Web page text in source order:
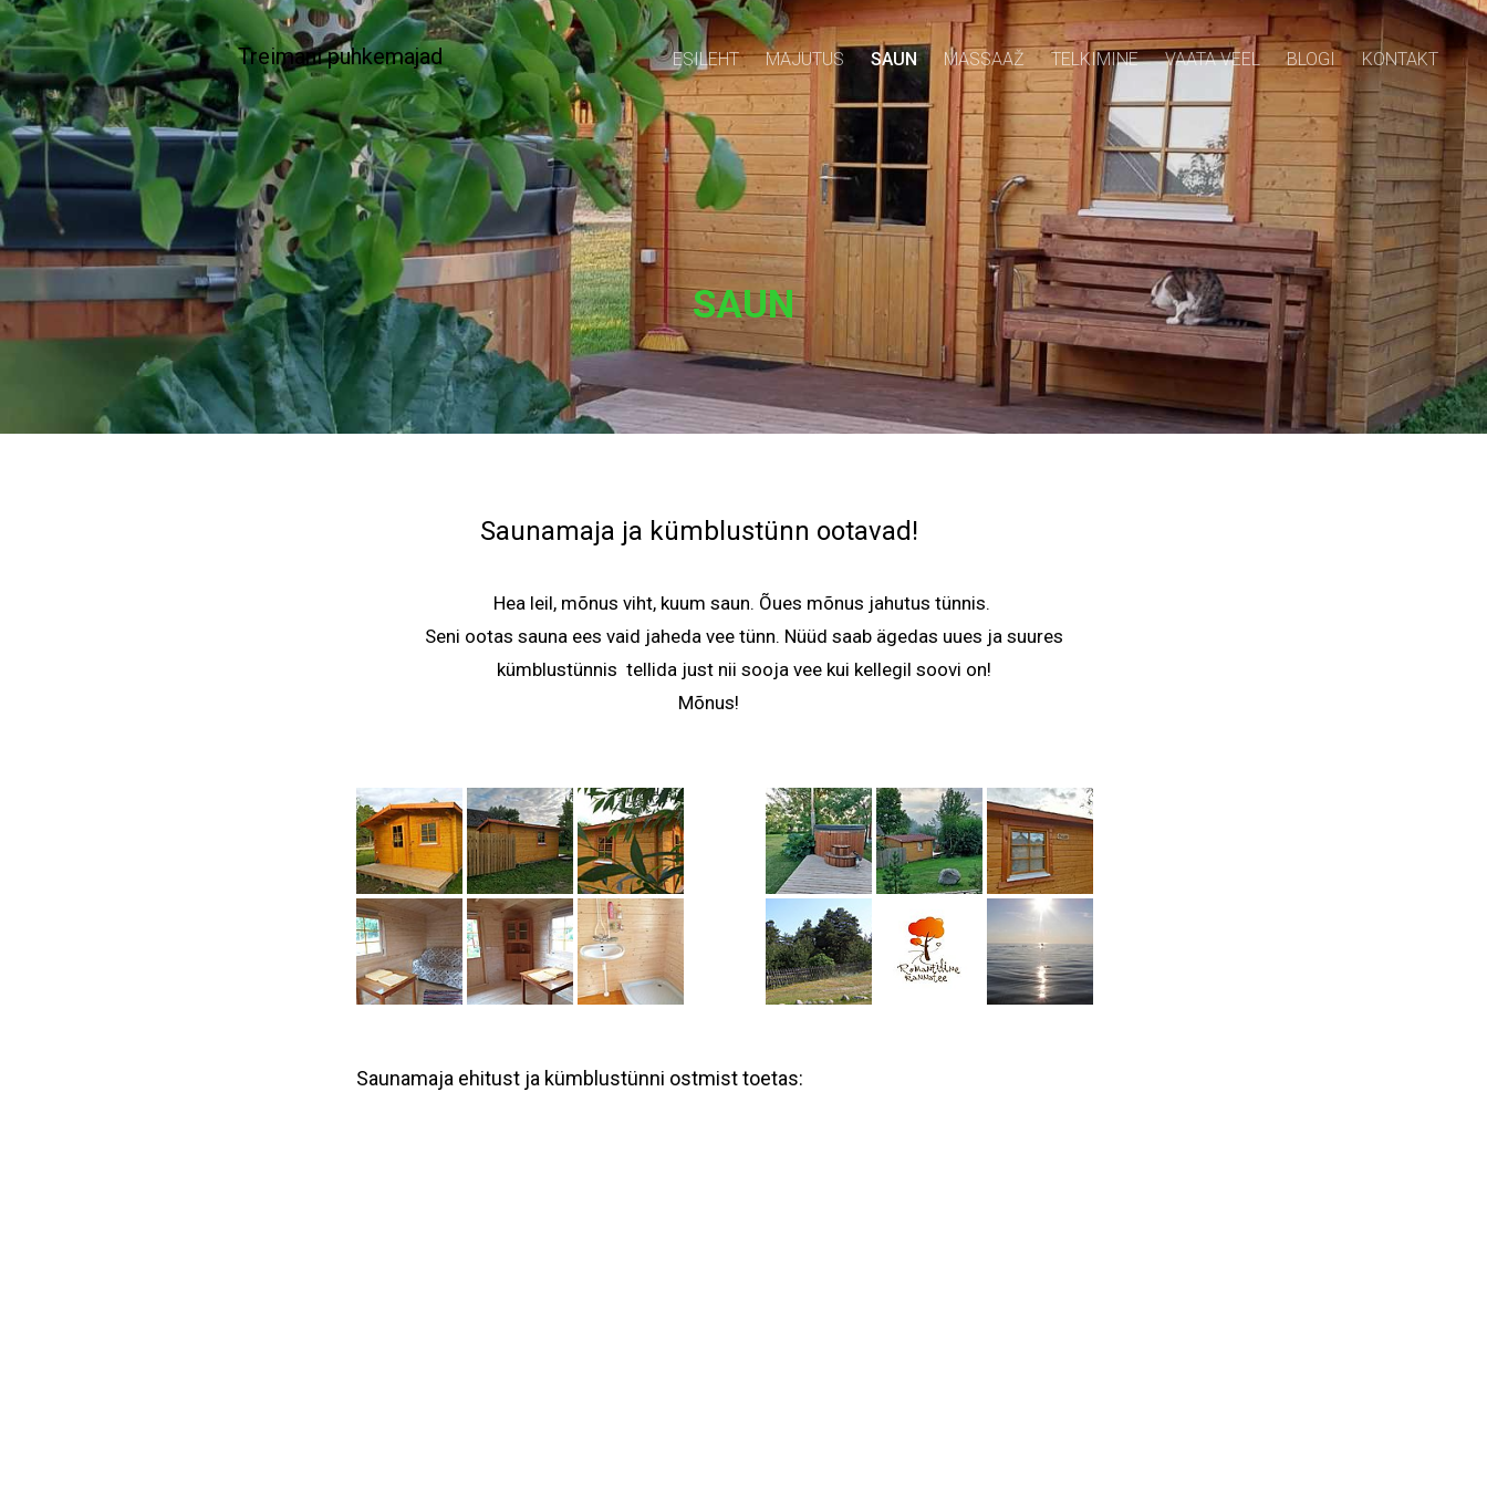
Treimani puhkemajad ESILEHT MAJUTUS SAUN MASSAAŽ TELKIMINE VAATA VEEL BLOGI KONTAKT
SAUN
Saunamaja ja kümblustünn ootavad!
Hea leil, mõnus viht, kuum saun. Õues mõnus jahutus tünnis.
Seni ootas sauna ees vaid jaheda vee tünn. Nüüd saab ägedas uues ja suures
kümblustünnis tellida just nii sooja vee kui kellegil soovi on!
Mõnus!
Saunamaja ehitust ja kümblustünni ostmist toetas: